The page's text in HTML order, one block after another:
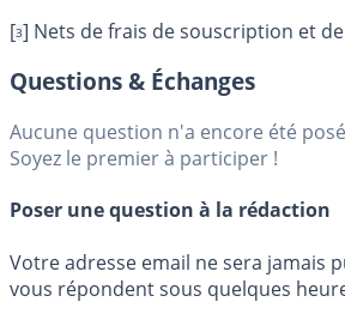
[3] Nets de frais de souscription et
Questions & Échanges
Aucune question n'a encore été
Soyez le premier à participer !
Poser une question à la rédaction
Votre adresse email ne sera jamais
vous répondent sous quelques